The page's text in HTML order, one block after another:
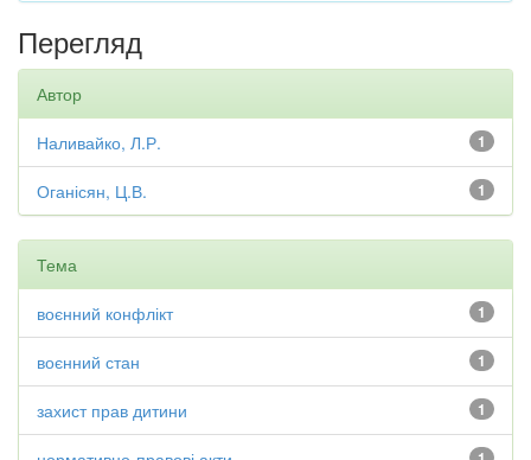
Перегляд
Автор
1
Наливайко, Л.Р.
1
Оганісян, Ц.В.
Тема
1
воєнний конфлікт
1
воєнний стан
1
захист прав дитини